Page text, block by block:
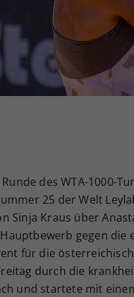
des WTA-1000-
25 der Welt
Sinja Kraus über
gegen die
für die
durch die
und startete mit